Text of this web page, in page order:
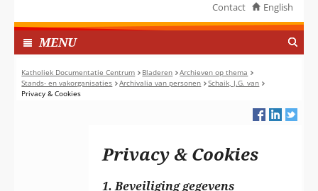
deze
website
worden
toegestaan
of
geweigerd.
Contact English
MENUI
N
G
E
K
Katholiek Documentatie Centrum Bladeren
Archieven op thema
Stands- en vakorganisaties
Archivalia van personen
Schaik, J.G. van
Privacy & Cookies
Privacy & Cookies
1. Beveiliging gegevens